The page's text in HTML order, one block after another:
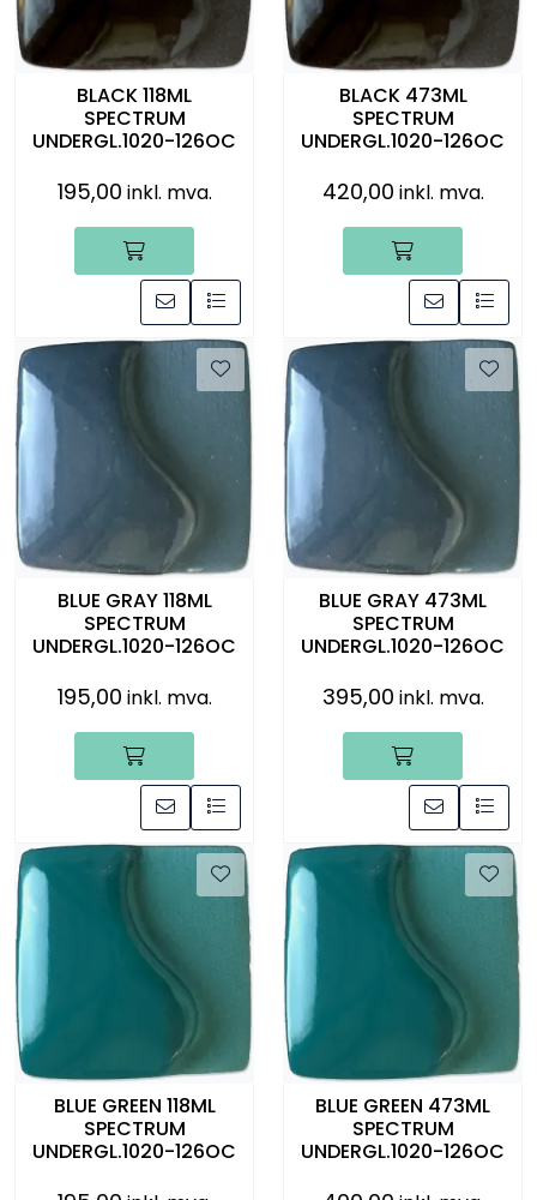
BLACK 118ML
SPECTRUM
UNDERGL.1020-126OC
195,00 inkl. mva.
BLACK 473ML
SPECTRUM
UNDERGL.1020-126OC
420,00 inkl. mva.
BLUE GRAY 118ML
SPECTRUM
UNDERGL.1020-126OC
195,00 inkl. mva.
BLUE GRAY 473ML
SPECTRUM
UNDERGL.1020-126OC
395,00 inkl. mva.
BLUE GREEN 118ML
SPECTRUM
UNDERGL.1020-126OC
BLUE GREEN 473ML
SPECTRUM
UNDERGL.1020-126OC